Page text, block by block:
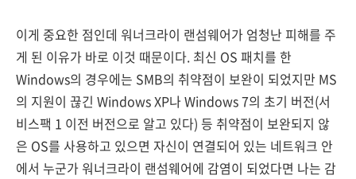
이게 중요한 점인데 워너크라이 랜섬웨어가 엄청난 피해를 주
게 된 이유가 바로 이것 때문이다. 최신 OS 패치를 한
Windows의 경우에는 SMB의 취약점이 보완이 되었지만 MS
의 지원이 끊긴 Windows XP나 Windows 7의 초기 버전(서
비스팩 1 이전 버전으로 알고 있다) 등 취약점이 보완되지 않
은 OS를 사용하고 있으면 자신이 연결되어 있는 네트워크 안
에서 누군가 워너크라이 랜섬웨어에 감염이 되었다면 나는 감